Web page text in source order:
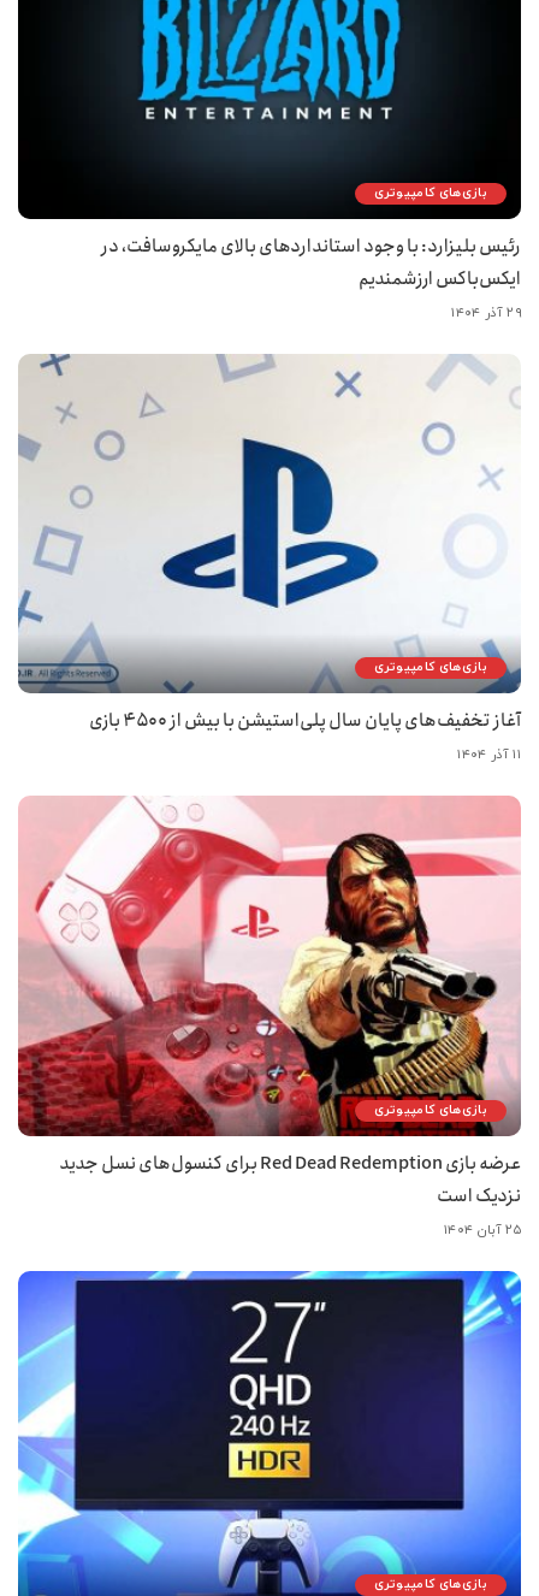
بازی‌های کامپیوتری
رئیس بلیزارد: با وجود استانداردهای بالای مایکروسافت، در
ایکس‌باکس ارزشمندیم
۲۹ آذر ۱۴۰۴
بازی‌های کامپیوتری
آغاز تخفیف‌های پایان سال پلی‌استیشن با بیش از ۴۵۰۰ بازی
۱۱ آذر ۱۴۰۴
بازی‌های کامپیوتری
عرضه بازی Red Dead Redemption برای کنسول‌های نسل جدید
نزدیک است
۲۵ آبان ۱۴۰۴
بازی‌های کامپیوتری